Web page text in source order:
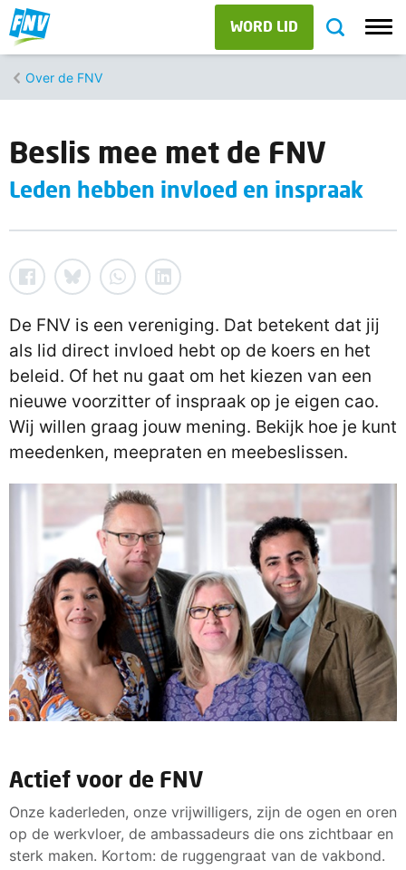
WORD LID
Over de FNV
Beslis mee met de FNV
Leden hebben invloed en inspraak
De FNV is een vereniging. Dat betekent dat jij
als lid direct invloed hebt op de koers en het
beleid. Of het nu gaat om het kiezen van een
nieuwe voorzitter of inspraak op je eigen cao.
Wij willen graag jouw mening. Bekijk hoe je kunt
meedenken, meepraten en meebeslissen.
Actief voor de FNV
Onze kaderleden, onze vrijwilligers, zijn de ogen en oren
op de werkvloer, de ambassadeurs die ons zichtbaar en
sterk maken. Kortom: de ruggengraat van de vakbond.